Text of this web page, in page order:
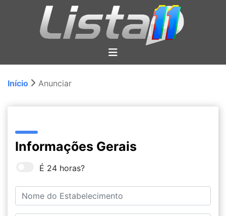
Início Anunciar
Informações Gerais
É 24 horas?